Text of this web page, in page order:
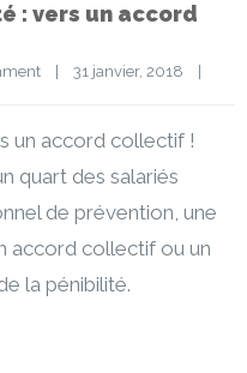
: vers un accord
31 janvier, 2018
un accord collectif !
quart des salariés
de prévention, une
accord collectif ou un
la pénibilité.